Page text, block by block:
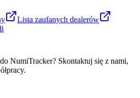
Lista zaufanych dealerów
NumiTracker? Skontaktuj się z nami,